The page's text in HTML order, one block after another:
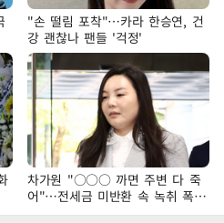
"손 떨림 포착"…카라 한승연, 건
강 괜찮나 팬들 '걱정'
차가원 "○○○ 까면 주변 다 죽
어"…전세금 미반환 속 녹취 폭로
파장